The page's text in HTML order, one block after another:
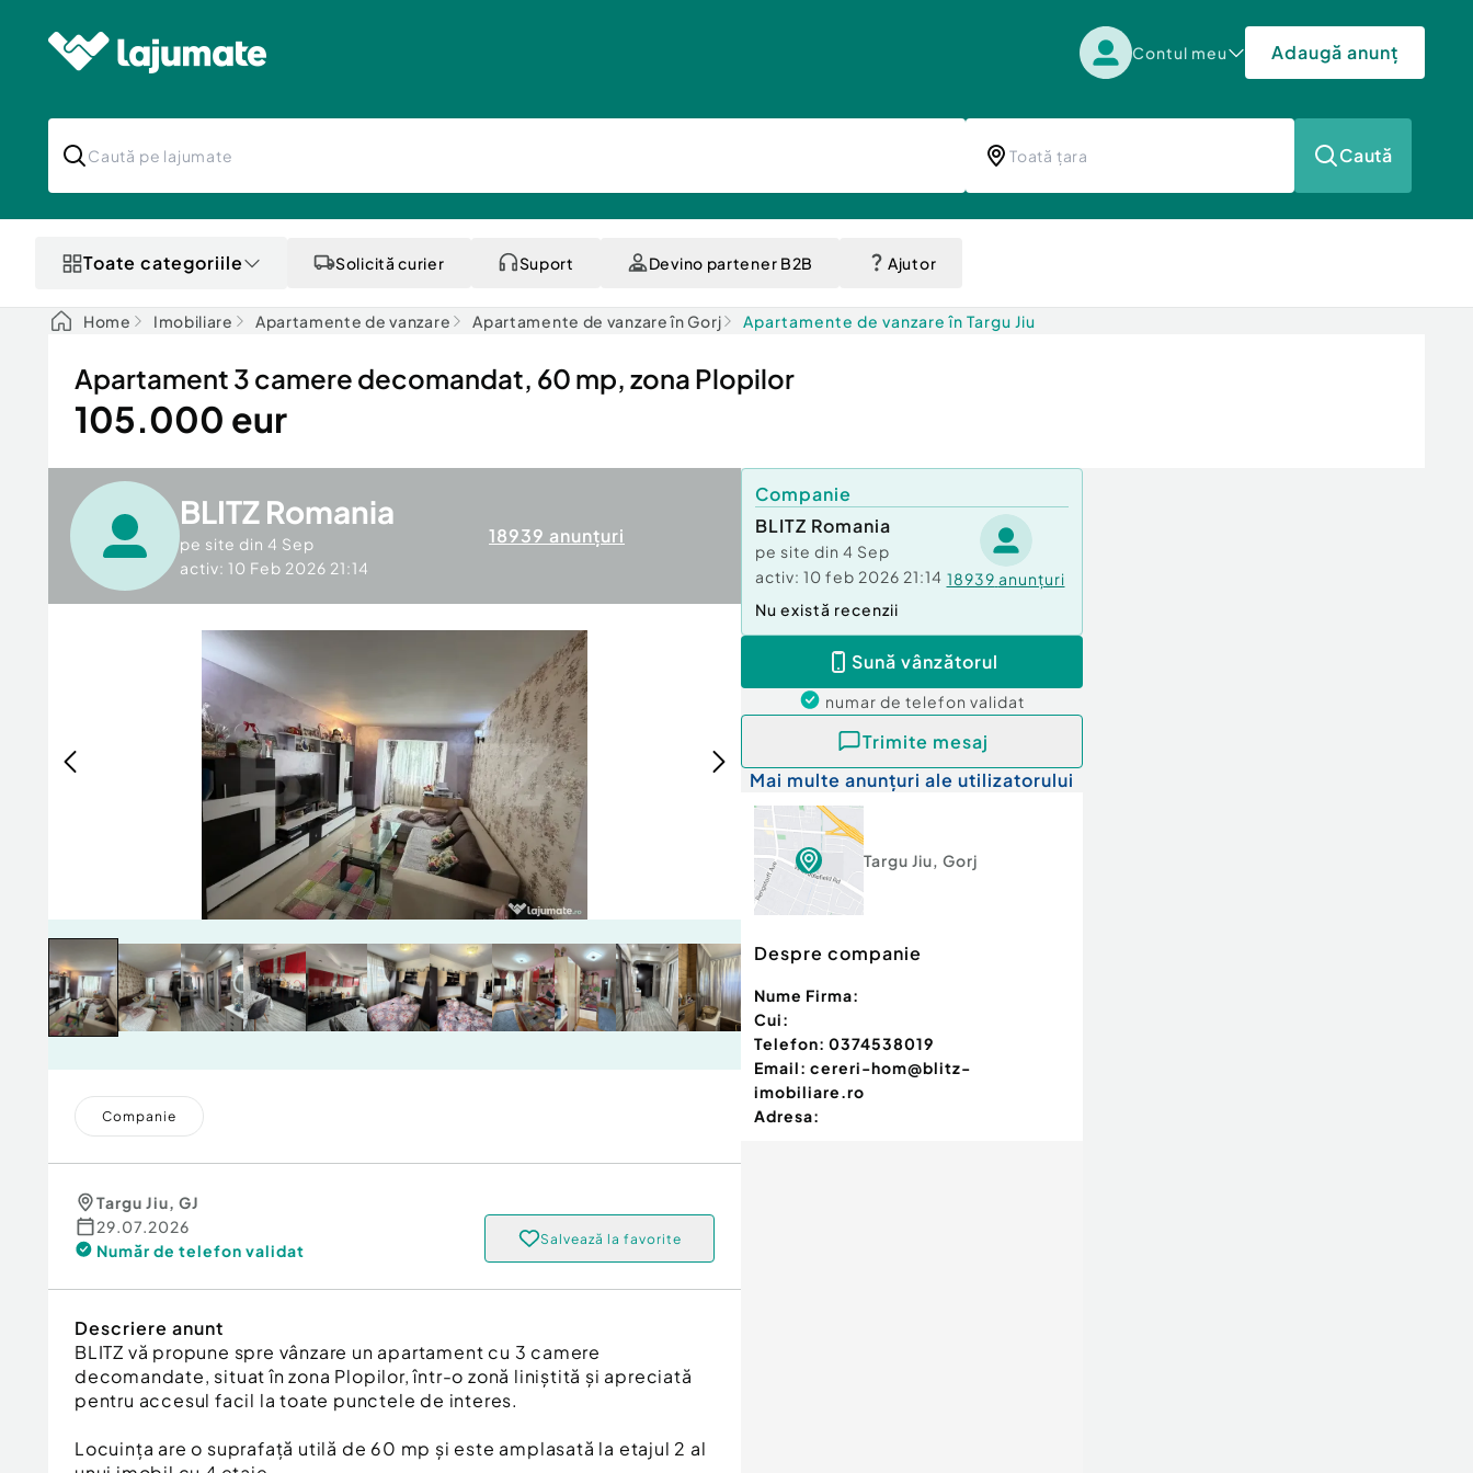
Contul meu Adaugă anunț
Caută
Toate categoriile Solicită curier Suport Devino partener B2B Ajutor
Home Imobiliare Apartamente de vanzare Apartamente de vanzare în Gorj Apartamente de vanzare în Targu Jiu
Apartament 3 camere decomandat, 60 mp, zona Plopilor
105.000 eur
BLITZ Romania
pe site din 4 Sep
activ: 10 Feb 2026 21:14
18939 anunțuri
Companie
Targu Jiu, GJ
29.07.2026
Număr de telefon validat
Salvează la favorite
Descriere anunt
BLITZ vă propune spre vânzare un apartament cu 3 camere
decomandate, situat în zona Plopilor, într-o zonă liniștită și apreciată
pentru accesul facil la toate punctele de interes.
Locuința are o suprafață utilă de 60 mp și este amplasată la etajul 2 al
Companie
BLITZ Romania
pe site din 4 Sep
activ: 10 feb 2026 21:14 18939 anunțuri
Nu există recenzii
Sună vânzătorul
numar de telefon validat
Trimite mesaj
Mai multe anunțuri ale utilizatorului
Targu Jiu, Gorj
Despre companie
Nume Firma:
Cui:
Telefon: 0374538019
Email: cereri-hom@blitz-
imobiliare.ro
Adresa: